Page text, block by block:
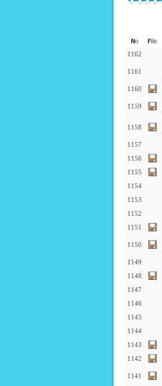
1162
1161
1160
1159
1158
1157
1156
1155
1154
1153
1152
1151
1150
1149
1148
1147
1146
1145
1144
1143
1142
1141